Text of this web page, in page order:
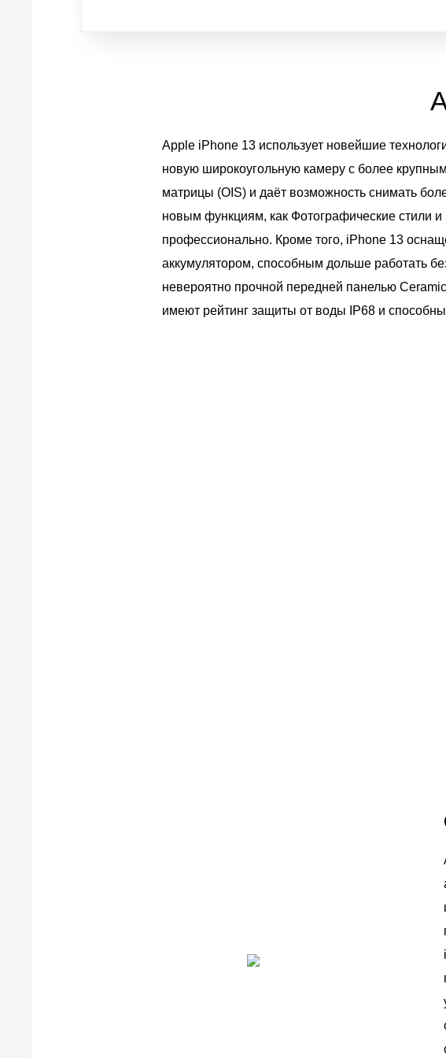
Apple iPhone 13 использует новейшие
новую широкоугольную камеру с более
матрицы (OIS) и даёт возможность снимать
новым функциям, как Фотографические стили
профессионально. Кроме того, iPhone 13
аккумулятором, способным дольше работать
невероятно прочной передней панелью
имеют рейтинг защиты от воды IP68 и